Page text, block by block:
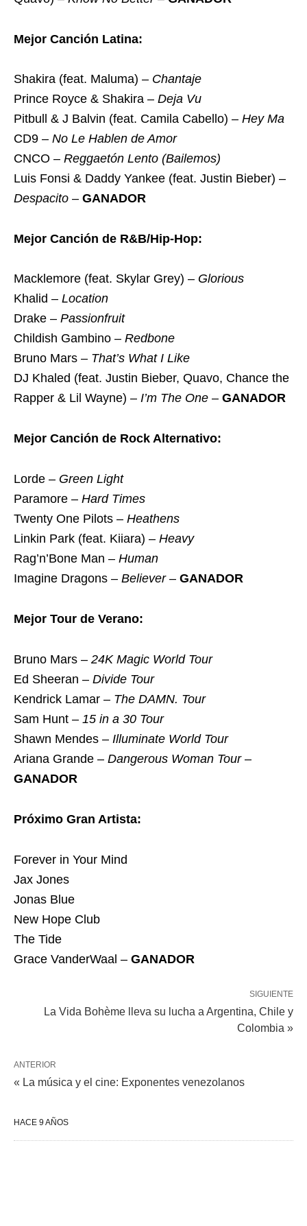
Mejor Canción Latina:
Shakira (feat. Maluma) – Chantaje
Prince Royce & Shakira – Deja Vu
Pitbull & J Balvin (feat. Camila Cabello) – Hey Ma
CD9 – No Le Hablen de Amor
CNCO – Reggaetón Lento (Bailemos)
Luis Fonsi & Daddy Yankee (feat. Justin Bieber) –
Despacito – GANADOR
Mejor Canción de R&B/Hip-Hop:
Macklemore (feat. Skylar Grey) – Glorious
Khalid – Location
Drake – Passionfruit
Childish Gambino – Redbone
Bruno Mars – That’s What I Like
DJ Khaled (feat. Justin Bieber, Quavo, Chance the
Rapper & Lil Wayne) – I’m The One – GANADOR
Mejor Canción de Rock Alternativo:
Lorde – Green Light
Paramore – Hard Times
Twenty One Pilots – Heathens
Linkin Park (feat. Kiiara) – Heavy
Rag’n’Bone Man – Human
Imagine Dragons – Believer – GANADOR
Mejor Tour de Verano:
Bruno Mars – 24K Magic World Tour
Ed Sheeran – Divide Tour
Kendrick Lamar – The DAMN. Tour
Sam Hunt – 15 in a 30 Tour
Shawn Mendes – Illuminate World Tour
Ariana Grande – Dangerous Woman Tour–
GANADOR
Próximo Gran Artista:
Forever in Your Mind
Jax Jones
Jonas Blue
New Hope Club
The Tide
Grace VanderWaal – GANADOR
SIGUIENTE
La Vida Bohème lleva su lucha a Argentina, Chile y
Colombia »
ANTERIOR
« La música y el cine: Exponentes venezolanos
HACE 9 AÑOS